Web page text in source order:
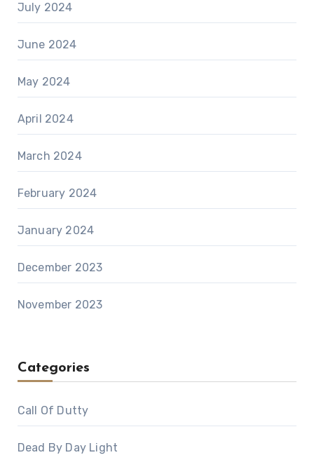
July 2024
June 2024
May 2024
April 2024
March 2024
February 2024
January 2024
December 2023
November 2023
Categories
Call Of Dutty
Dead By Day Light